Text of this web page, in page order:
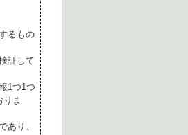
るもの
証して
1つ1つ
ま
あり、